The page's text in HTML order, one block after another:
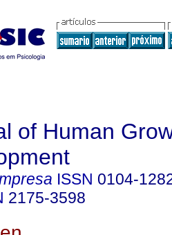
of Human
ISSN 0104-
2175-3598